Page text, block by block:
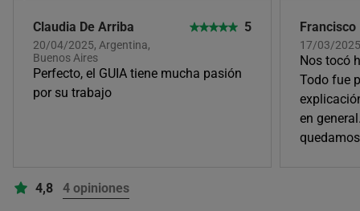
Claudia De Arriba
20/04/2025, Argentina,
Buenos Aires
5
Perfecto, el GUIA tiene mucha pasión
por su trabajo
Francisco
17/03/
Nos tocó
Todo fue
en
4,8 4 opiniones